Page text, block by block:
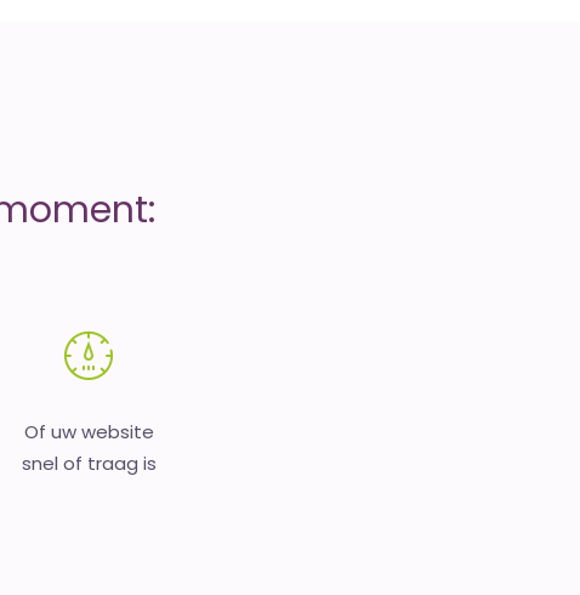
Of uw website
snel of traag is